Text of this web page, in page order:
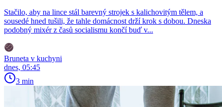
Stačilo, aby na lince stál barevný strojek s kalichovitým tělem, a
sousedé hned tušili, že tahle domácnost drží krok s dobou. Dneska
podobný mixér z časů socialismu končí buď v...
Bruneta v kuchyni
dnes, 05:45
3 min